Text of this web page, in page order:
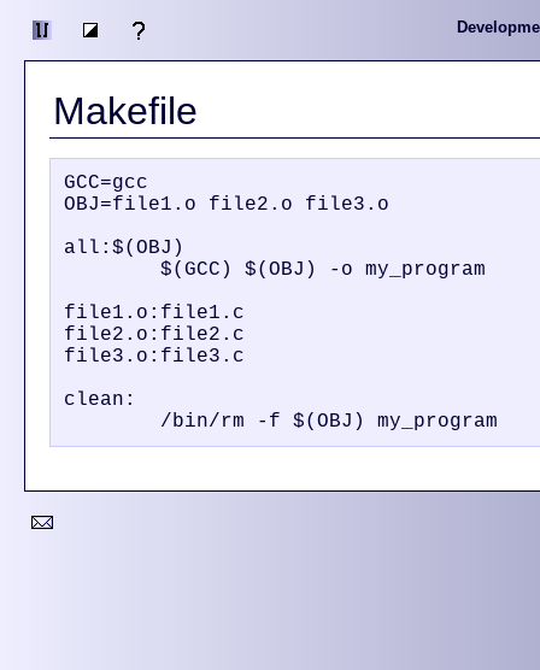
Makefile
GCC=gcc
OBJ=file1.o file2.o file3.o
all:$(OBJ)
	$(GCC) $(OBJ) -o my_program
file1.o:file1.c
file2.o:file2.c
file3.o:file3.c
clean: